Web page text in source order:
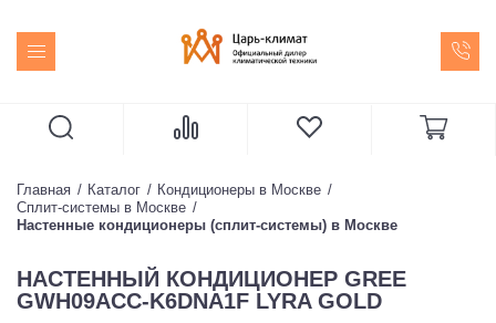
Главная Каталог
Кондиционеры в Москве
Сплит-системы в Москве
Настенные кондиционеры (сплит-системы) в Москве
НАСТЕННЫЙ КОНДИЦИОНЕР GREE
GWH09ACC-K6DNA1F LYRA GOLD